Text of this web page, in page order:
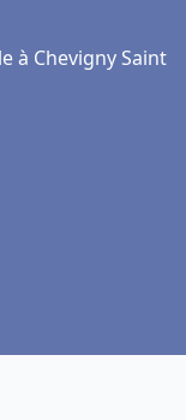
à Chevigny Saint